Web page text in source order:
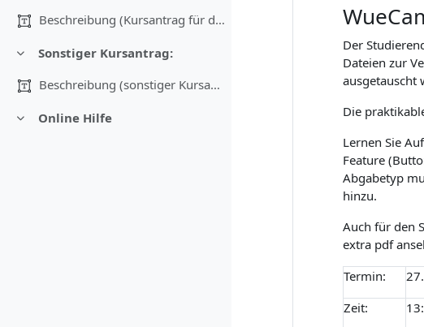
Beschreibung (Kursantrag für das Sommer oder Winte...
Einklappen
Sonstiger Kursantrag:
Beschreibung (sonstiger Kursantrag)
Einklappen
Online Hilfe
Der
Dateien zur
ausgetauscht
Die
Lernen Sie
Feature
Abgabetyp
hinzu.
Auch für den
extra pdf
Termin:
Zeit: